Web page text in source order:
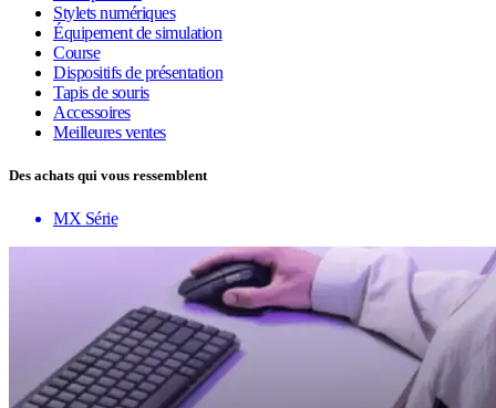
Stylets numériques
Équipement de simulation
Course
Dispositifs de présentation
Tapis de souris
Accessoires
Meilleures ventes
Des achats qui vous ressemblent
MX Série